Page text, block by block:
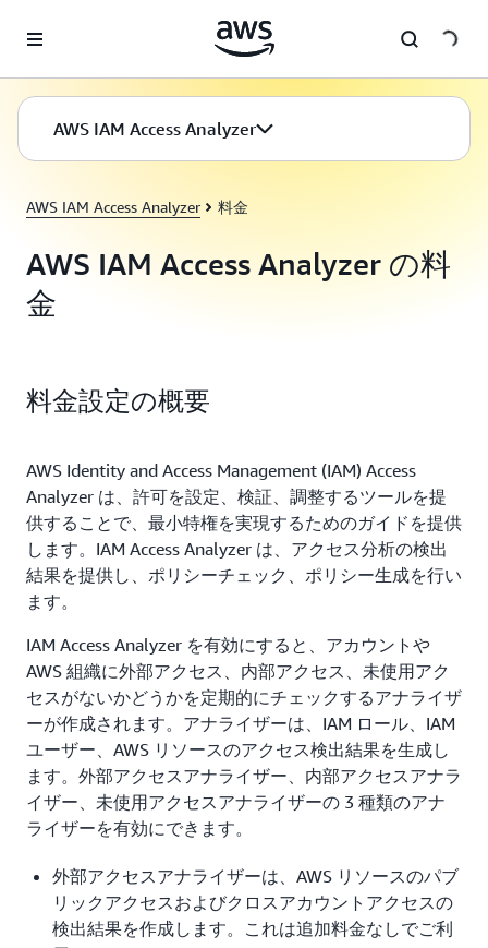
AWS IAM Access Analyzer
AWS IAM Access Analyzer 料金
AWS IAM Access Analyzer の料
金
料金設定の概要
AWS Identity and Access Management (IAM) Access
Analyzer は、許可を設定、検証、調整するツールを提
供することで、最小特権を実現するためのガイドを提供
します。IAM Access Analyzer は、アクセス分析の検出
結果を提供し、ポリシーチェック、ポリシー生成を行い
ます。
IAM Access Analyzer を有効にすると、アカウントや
AWS 組織に外部アクセス、内部アクセス、未使用アク
セスがないかどうかを定期的にチェックするアナライザ
ーが作成されます。アナライザーは、IAM ロール、IAM
ユーザー、AWS リソースのアクセス検出結果を生成し
ます。外部アクセスアナライザー、内部アクセスアナラ
イザー、未使用アクセスアナライザーの 3 種類のアナ
ライザーを有効にできます。
外部アクセスアナライザーは、AWS リソースのパブ
リックアクセスおよびクロスアカウントアクセスの
検出結果を作成します。これは追加料金なしでご利